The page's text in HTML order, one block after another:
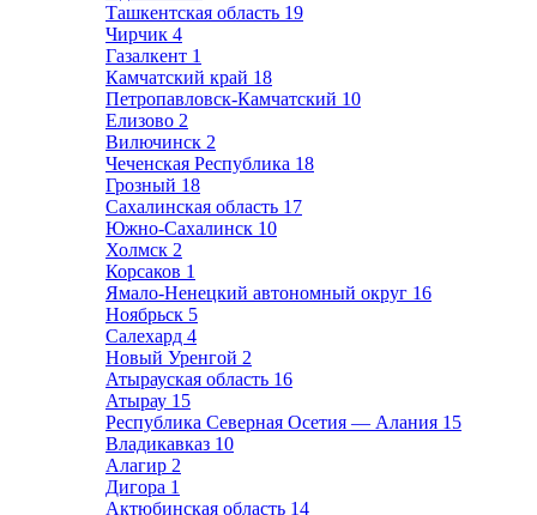
Ташкентская область 19
Чирчик 4
Газалкент 1
Камчатский край 18
Петропавловск-Камчатский 10
Елизово 2
Вилючинск 2
Чеченская Республика 18
Грозный 18
Сахалинская область 17
Южно-Сахалинск 10
Холмск 2
Корсаков 1
Ямало-Ненецкий автономный округ 16
Ноябрьск 5
Салехард 4
Новый Уренгой 2
Атырауская область 16
Атырау 15
Республика Северная Осетия — Алания 15
Владикавказ 10
Алагир 2
Дигора 1
Актюбинская область 14